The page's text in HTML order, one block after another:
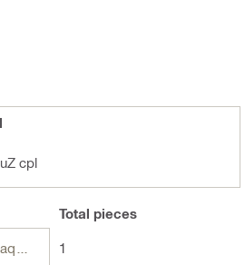
cpl
Total pieces
1